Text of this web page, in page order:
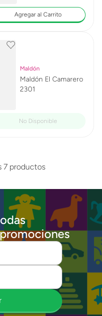
Agregar al Carrito
Maldón
Maldón El Camarero
2301
7 productos